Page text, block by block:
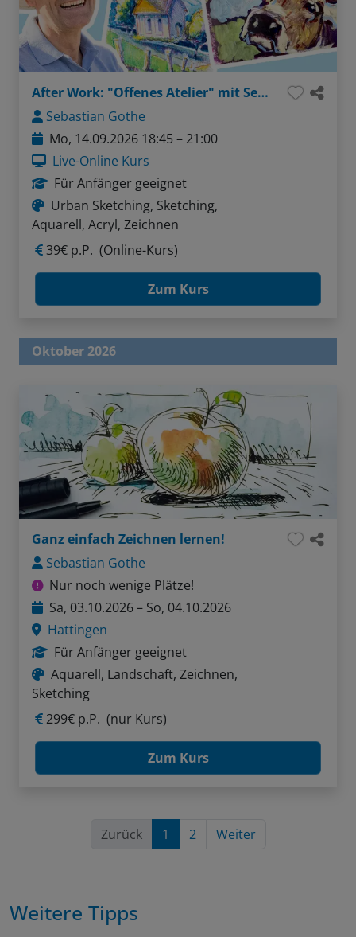
After Work: "Offenes Atelier" mit Sebastian - Thema: Menschen in Bewegung sketchen (Liner / Pinselstifte / Aquarellfarben)
Sebastian Gothe
Mo, 14.09.2026 18:45 – 21:00
Live-Online Kurs
Für Anfänger geeignet
Urban Sketching, Sketching,
Aquarell, Acryl, Zeichnen
39€ p.P. (Online-Kurs)
Zum Kurs
Oktober 2026
Ganz einfach Zeichnen lernen!
Sebastian Gothe
Nur noch wenige Plätze!
Sa, 03.10.2026 – So, 04.10.2026
Hattingen
Für Anfänger geeignet
Aquarell, Landschaft, Zeichnen,
Sketching
299€ p.P. (nur Kurs)
Zum Kurs
Zurück 1 2 Weiter
Weitere Tipps